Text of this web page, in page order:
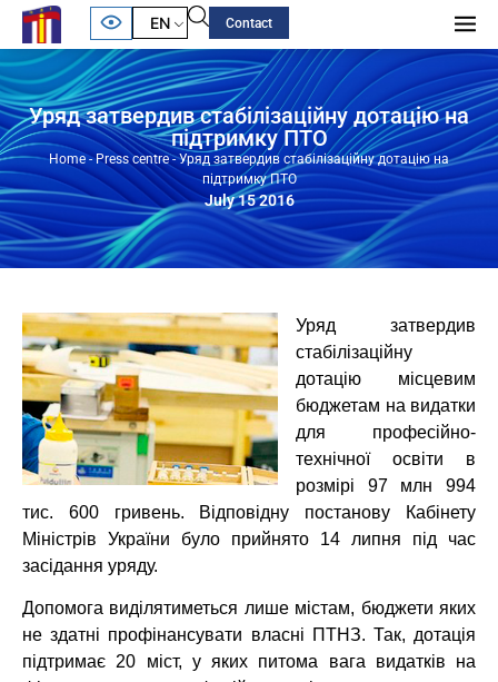
EN Contact
Уряд затвердив стабілізаційну дотацію на
підтримку ПТО
Home-Press centre-Уряд затвердив стабілізаційну дотацію на
підтримку ПТО
July 15 2016
Уряд затвердив
стабілізаційну
дотацію місцевим
бюджетам на видатки
для професійно-
технічної освіти в
розмірі 97 млн 994
тис. 600 гривень. Відповідну постанову Кабінету
Міністрів України було прийнято 14 липня під час
засідання уряду.
Допомога виділятиметься лише містам, бюджети яких
не здатні профінансувати власні ПТНЗ. Так, дотація
підтримає 20 міст, у яких питома вага видатків на